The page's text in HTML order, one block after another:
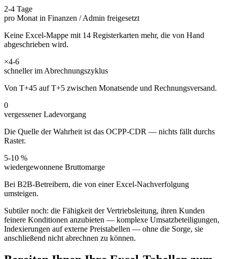
2-4 Tage
pro Monat in Finanzen / Admin freigesetzt
Keine Excel-Mappe mit 14 Registerkarten mehr, die von Hand
abgeschrieben wird.
×4-6
schneller im Abrechnungszyklus
Von T+45 auf T+5 zwischen Monatsende und Rechnungsversand.
0
vergessener Ladevorgang
Die Quelle der Wahrheit ist das OCPP-CDR — nichts fällt durchs
Raster.
5-10 %
wiedergewonnene Bruttomarge
Bei B2B-Betreibern, die von einer Excel-Nachverfolgung
umsteigen.
Subtiler noch: die Fähigkeit der Vertriebsleitung, ihren Kunden
feinere Konditionen anzubieten — komplexe Umsatzbeteiligungen,
Indexierungen auf externe Preistabellen — ohne die Sorge, sie
anschließend nicht abrechnen zu können.